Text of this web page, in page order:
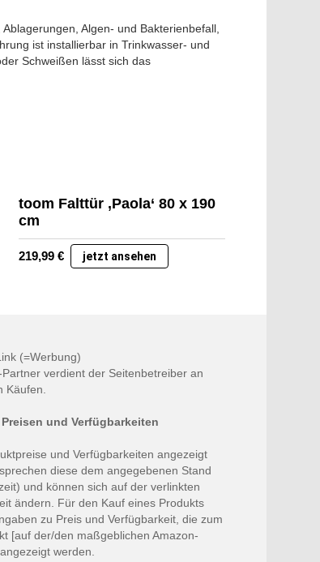
Algen- und Bakterienbefall,
ist installierbar in Trinkwasser- und
Schweißen lässt sich das
toom Falttür ‚Paola‘ 80 x 190
cm
219,99 € jetzt ansehen
(=Werbung)
Partner verdient der Seitenbetreiber an
Käufen.
und Verfügbarkeiten
und Verfügbarkeiten angezeigt
diese dem angegebenen Stand
und können sich auf der verlinkten
ändern. Für den Kauf eines Produkts
zu Preis und Verfügbarkeit, die zum
[auf der/den maßgeblichen Amazon-
werden.